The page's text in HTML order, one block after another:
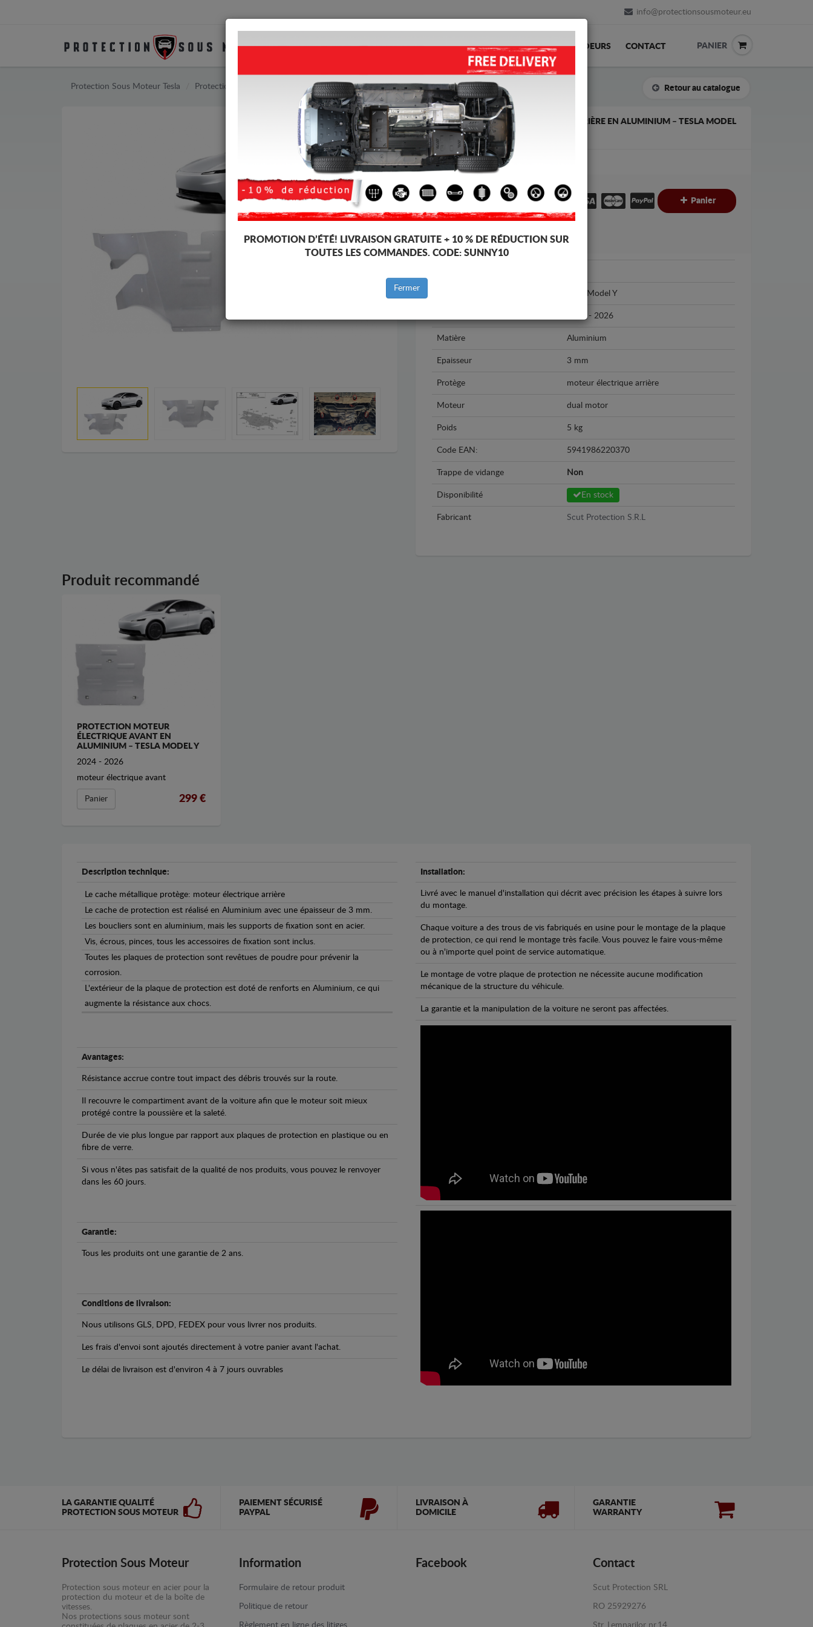
info@protectionsousmoteur.eu
PROTECTION ACCUEIL LIVRAISON AVIS REVENDEURS CONTACT PANIER
Protection Sous Moteur Tesla Protection Sous Moteur Tesla Model Y Retour au catalogue
PROTECTION MOTEUR ÉLECTRIQUE ARRIÈRE EN ALUMINIUM – TESLA MODEL
Y (2024-2026)
Code d'article: 00.950ALU
319€
TTC
Panier
Tesla Model Y
2024 - 2026
Matière Aluminium
Epaisseur 3 mm
Protège moteur électrique arrière
Moteur dual motor
Poids 5 kg
Code EAN: 5941986220370
Trappe de vidange Non
Disponibilité En stock
Fabricant Scut Protection S.R.L
Produit recommandé
PROTECTION MOTEUR
ÉLECTRIQUE AVANT EN
ALUMINIUM – TESLA MODEL Y
2024 - 2026
moteur électrique avant
Panier 299 €
Description technique:
Le cache métallique protège: moteur électrique arrière
Le cache de protection est réalisé en Aluminium avec une épaisseur de 3 mm.
Les boucliers sont en aluminium, mais les supports de fixation sont en acier.
Vis, écrous, pinces, tous les accessoires de fixation sont inclus.
Toutes les plaques de protection sont revêtues de poudre pour prévenir la
corrosion.
L'extérieur de la plaque de protection est doté de renforts en Aluminium, ce qui
augmente la résistance aux chocs.
Avantages:
Résistance accrue contre tout impact des débris trouvés sur la route.
Il recouvre le compartiment avant de la voiture afin que le moteur soit mieux
protégé contre la poussière et la saleté.
Durée de vie plus longue par rapport aux plaques de protection en plastique ou en
fibre de verre.
Si vous n'êtes pas satisfait de la qualité de nos produits, vous pouvez le renvoyer
dans les 60 jours.
Garantie:
Tous les produits ont une garantie de 2 ans.
Conditions de livraison:
Nous utilisons GLS, DPD, FEDEX pour vous livrer nos produits.
Les frais d'envoi sont ajoutés directement à votre panier avant l'achat.
Le délai de livraison est d'environ 4 à 7 jours ouvrables
Installation:
Livré avec le manuel d'installation qui décrit avec précision les étapes à suivre lors
du montage.
Chaque voiture a des trous de vis fabriqués en usine pour le montage de la plaque
de protection, ce qui rend le montage très facile. Vous pouvez le faire vous-même
ou à n'importe quel point de service automatique.
Le montage de votre plaque de protection ne nécessite aucune modification
mécanique de la structure du véhicule.
La garantie et la manipulation de la voiture ne seront pas affectées.
LA GARANTIE QUALITÉ
PROTECTION SOUS MOTEUR
PAIEMENT SÉCURISÉ
PAYPAL
LIVRAISON À
DOMICILE
GARANTIE
WARRANTY
Protection Sous Moteur
Protection sous moteur en acier pour la
protection du moteur et de la boîte de
vitesses.
Nos protections sous moteur sont
Information
Formulaire de retour produit
Politique de retour
Règlement en ligne des litiges
Facebook Contact
Scut Protection SRL
RO 25929276
Str. Lemnarilor nr.14.
PROMOTION D’ÉTÉ! LIVRAISON GRATUITE + 10 % DE RÉDUCTION SUR
TOUTES LES COMMANDES. CODE: SUNNY10
Fermer